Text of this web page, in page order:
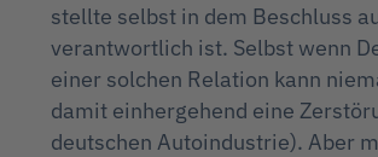
stellte selbst in dem Beschluss
verantwortlich ist. Selbst wenn
einer solchen Relation kann
damit einhergehend eine
deutschen Autoindustrie). Aber